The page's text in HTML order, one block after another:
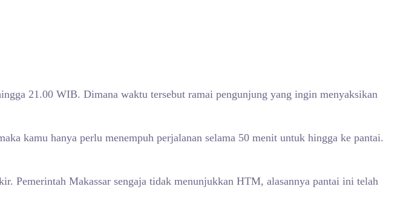
21.00 WIB. Dimana waktu tersebut ramai pengunjung yang ingin menyaksikan
kamu hanya perlu menempuh perjalanan selama 50 menit untuk hingga ke pantai.
Pemerintah Makassar sengaja tidak menunjukkan HTM, alasannya pantai ini telah